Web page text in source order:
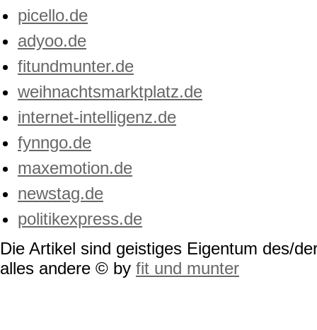
picello.de
adyoo.de
fitundmunter.de
weihnachtsmarktplatz.de
internet-intelligenz.de
fynngo.de
maxemotion.de
newstag.de
politikexpress.de
Die Artikel sind geistiges Eigentum des/
alles andere © by fit und munter